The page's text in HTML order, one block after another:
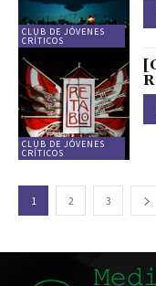
CLUB DE JÓVENES
CRÍTICOS
CLUB DE JÓVENES
CRÍTICOS
1 2 3